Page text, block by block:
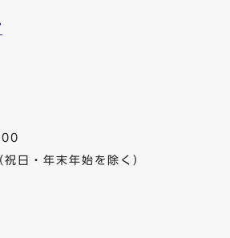
日・年末年始を除く）